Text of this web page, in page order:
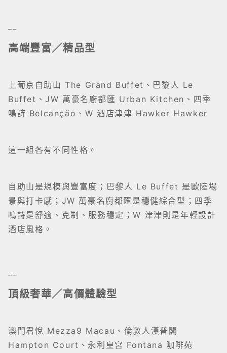
高端豐富／精品型
上葡京自助山 The Grand Buffet、巴黎人 Le
Buffet、JW 萬豪名廚都匯 Urban Kitchen、四季
鳴詩 Belcanção、W 酒店津津 Hawker Hawker
這一組各有不同性格。
自助山是規模與豐富度；巴黎人 Le Buffet 是歐陸場
景與打卡感；JW 萬豪名廚都匯是穩健綜合型；四季
鳴詩是舒適、克制、服務穩定；W 津津則是年輕設計
酒店風格。
頂級奢華／高價體驗型
澳門君悅 Mezza9 Macau、倫敦人漢普閣
Hampton Court、永利皇宮 Fontana 咖啡苑